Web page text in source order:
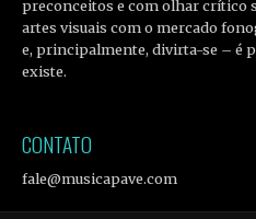
preconceitos e com olhar crítico
artes visuais com o mercado
e, principalmente, divirta-se – é
existe.
CONTATO
fale@musicapave.com